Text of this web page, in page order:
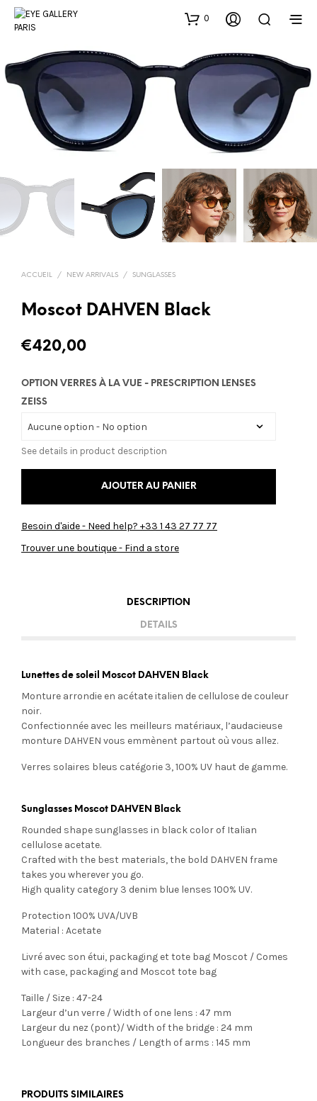
0
ACCUEIL / NEW ARRIVALS / SUNGLASSES
Moscot DAHVEN Black
€420,00
OPTION VERRES À LA VUE - PRESCRIPTION LENSES
ZEISS
See details in product description
AJOUTER AU PANIER
Besoin d'aide - Need help? +33 1 43 27 77 77
Trouver une boutique - Find a store
DESCRIPTION
DETAILS
Lunettes de soleil Moscot DAHVEN Black
Monture arrondie en acétate italien de cellulose de couleur
noir.
Confectionnée avec les meilleurs matériaux, l’audacieuse
monture DAHVEN vous emmènent partout où vous allez.
Verres solaires bleus catégorie 3, 100% UV haut de gamme.
Sunglasses Moscot DAHVEN Black
Rounded shape sunglasses in black color of Italian
cellulose acetate.
Crafted with the best materials, the bold DAHVEN frame
takes you wherever you go.
High quality category 3 denim blue lenses 100% UV.
Protection 100% UVA/UVB
Material : Acetate
Livré avec son étui, packaging et tote bag Moscot / Comes
with case, packaging and Moscot tote bag
Taille / Size : 47-24
Largeur d’un verre / Width of one lens : 47 mm
Largeur du nez (pont)/ Width of the bridge : 24 mm
Longueur des branches / Length of arms : 145 mm
PRODUITS SIMILAIRES